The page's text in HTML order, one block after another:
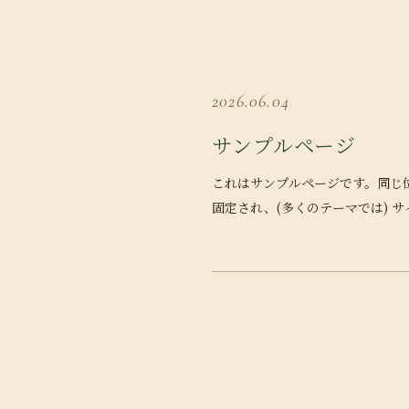
2026.06.04
サンプルページ
これはサンプルページです。同じ
固定され、(多くのテーマでは) サ